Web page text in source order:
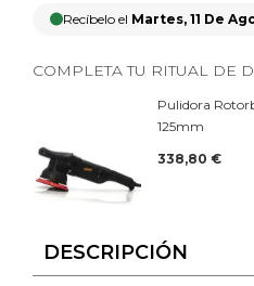
Recíbelo el Martes, 11 De
COMPLETA TU RITUAL DE
Pulidora
125mm
338,80 €
DESCRIPCIÓN